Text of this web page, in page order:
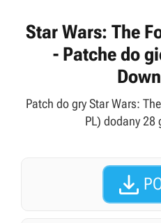
Star Wars: The
- Patche do
Patch do gry Star Wars:
PL) dodany 28
